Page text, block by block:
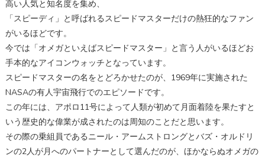
高い人気と知名度を集め、
「スピーディ」と呼ばれるスピードマスターだけの熱狂的なファン
がいるほどです。
今では「オメガといえばスピードマスター」と言う人がいるほどお
手本的なアイコンウォッチとなっています。
スピードマスターの名をとどろかせたのが、1969年に実施された
NASAの有人宇宙飛行でのエピソードです。
この年には、アポロ11号によって人類が初めて月面着陸を果たすと
いう歴史的な偉業が成されたのは周知のことだと思います。
その際の乗組員であるニール・アームストロングとバズ・オルドリ
ンの2人が月へのパートナーとして選んだのが、ほかならぬオメガの